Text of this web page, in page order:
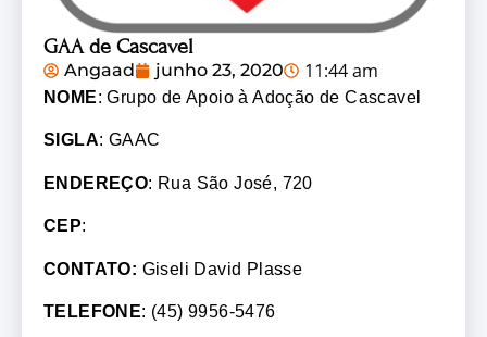
GAA de Cascavel
Angaad junho 23, 2020 11:44 am
NOME: Grupo de Apoio à Adoção de Cascavel
SIGLA: GAAC
ENDEREÇO: Rua São José, 720
CEP:
CONTATO: Giseli David Plasse
TELEFONE: (45) 9956-5476